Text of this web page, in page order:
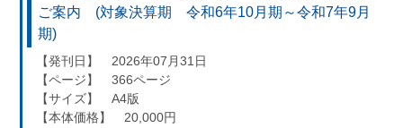
ご案内 (対象決算期 令和6年10月期～令和7年9月
期)
【発刊日】 2026年07月31日
【ページ】 366ページ
【サイズ】 A4版
【本体価格】 20,000円